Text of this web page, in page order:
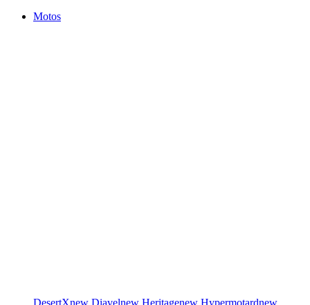
Motos
DesertXnew Diavelnew Heritagenew Hypermotardnew